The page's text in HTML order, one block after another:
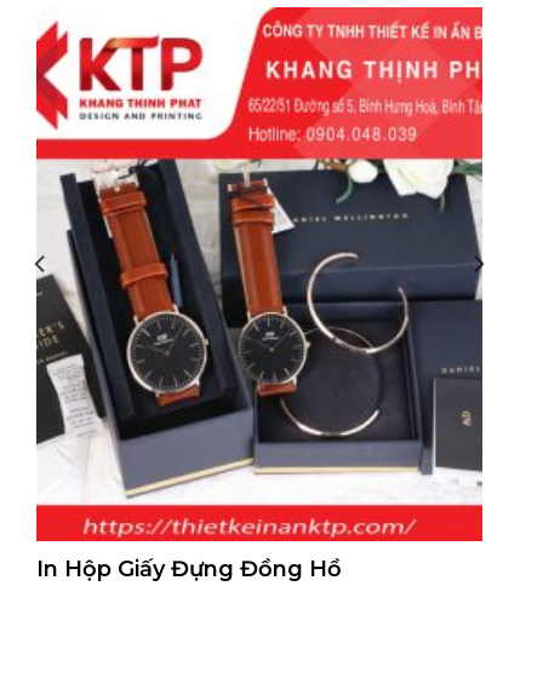
thông tin cần được thiết kế đồng bộ để tăng
khả năng nhận diện thương hiệu.
Lựa chọn chất liệu phù hợp
Đối với nhang truyền thống hoặc nhang cao
cấp, nên ưu tiên các dòng giấy có độ cứng
tốt như Duplex, Ivory hoặc Kraft nhằm bảo
vệ sản phẩm trong suốt quá trình vận
chuyển.
Thiết kế đúng kích thước
Hộp cần vừa khít với chiều dài và số lượng
nhang bên trong để hạn chế va đập, đồng
thời giúp tiết kiệm chi phí nguyên vật liệu.
In Hộp Giấy Đựng Đồng Hồ